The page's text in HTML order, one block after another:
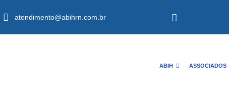
atendimento@abihrn.com.br
ABIH ASSOCIADOS